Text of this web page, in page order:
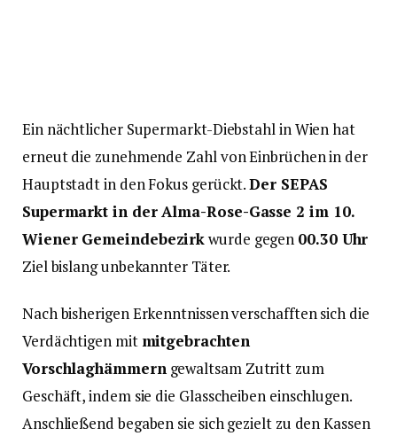
Ein nächtlicher Supermarkt-Diebstahl in Wien hat
erneut die zunehmende Zahl von Einbrüchen in der
Hauptstadt in den Fokus gerückt.Der SEPAS
Supermarkt in der Alma-Rose-Gasse 2 im 10.
Wiener Gemeindebezirkwurde gegen 00.30 Uhr
Ziel bislang unbekannter Täter.
Nach bisherigen Erkenntnissen verschafften sich die
Verdächtigen mit mitgebrachten
Vorschlaghämmerngewaltsam Zutritt zum
Geschäft, indem sie die Glasscheiben einschlugen.
Anschließend begaben sie sich gezielt zu den Kassen